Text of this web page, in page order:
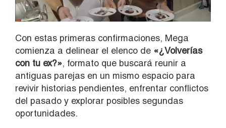
Con estas primeras confirmaciones, Mega
comienza a delinear el elenco de «¿Volverías
con tu ex?», formato que buscará reunir a
antiguas parejas en un mismo espacio para
revivir historias pendientes, enfrentar conflictos
del pasado y explorar posibles segundas
oportunidades.